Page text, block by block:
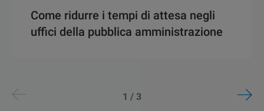
Come ridurre i tempi di attesa negli
uffici della pubblica amministrazione
1 / 3